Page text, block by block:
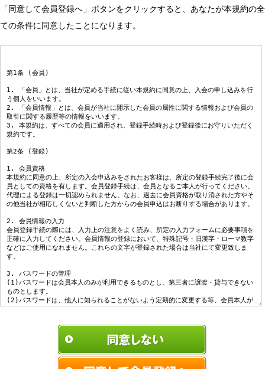
「同意して会員登録へ」ボタンをクリックすると、あなたが本規約の全
ての条件に同意したことになります。